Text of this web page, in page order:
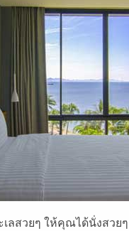
ลสวยๆ ให้คุณได้นั่งสวย